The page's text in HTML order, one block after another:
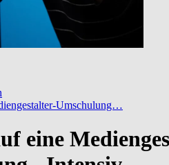
Umschulung…
eine